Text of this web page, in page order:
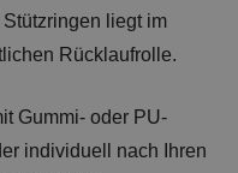
liegt im
Rücklaufrolle.
Gummi- oder PU-
individuell nach Ihren